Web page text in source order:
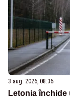
3 aug. 2026, 08:36
Letonia